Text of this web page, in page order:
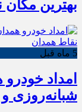
بهترین
5 ماه قبل
امداد
شبانه‌روزی